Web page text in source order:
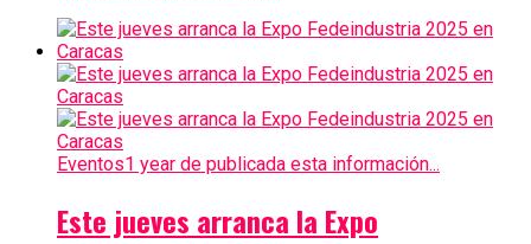
Eventos1 year de publicada esta información...
Este jueves arranca la Expo